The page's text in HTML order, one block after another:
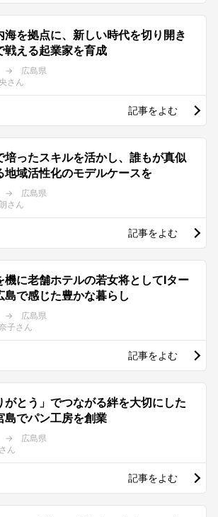
海を拠点に、新しい時代を切り開き
戦える起業家を育成
→ 広島県
さん
記事をよむ
培ったスキルを活かし、誰もが真似
地域活性化のモデルケースを
→ 広島県
さん
記事をよむ
機に老舗ホテルの若女将としてIター
島で感じた豊かな暮らし
→ 広島県
子さん
記事をよむ
がとう」でつながる絆を大切にした
島でパン工房を創業
→ 広島県
ん
記事をよむ